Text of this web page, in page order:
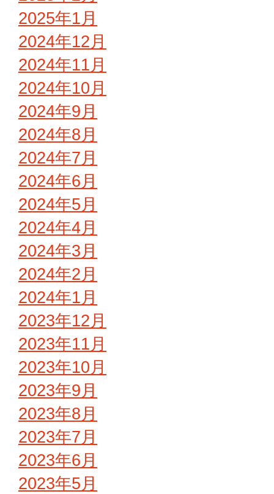
2025年1月
2024年12月
2024年11月
2024年10月
2024年9月
2024年8月
2024年7月
2024年6月
2024年5月
2024年4月
2024年3月
2024年2月
2024年1月
2023年12月
2023年11月
2023年10月
2023年9月
2023年8月
2023年7月
2023年6月
2023年5月